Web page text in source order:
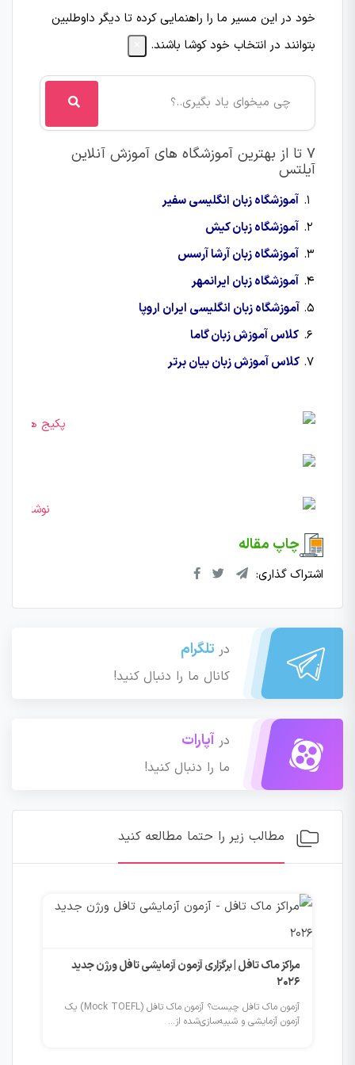
خود در این مسیر ما را راهنمایی کرده تا دیگر داوطلبین
بتوانند در انتخاب خود کوشا باشند.
7 تا از بهترین آموزشگاه های آموزش آنلاین
آیلتس
آموزشگاه زبان انگلیسی سفیر
آموزشگاه زبان کیش
آموزشگاه زبان آرشا آرسس
آموزشگاه زبان ایرانمهر
آموزشگاه زبان انگلیسی ایران اروپا
کلاس آموزش زبان گاما
کلاس آموزش زبان بیان برتر
چاپ مقاله
اشتراک گذاری:
در تلگرام
کانال ما را دنبال کنید!
در آپارات
ما را دنبال کنید!
مطالب زیر را حتما مطالعه کنید
مراکز ماک تافل | برگزاری آزمون آزمایشی تافل ورژن جدید
2026
آزمون ماک تافل چیست؟ آزمون ماک تافل (Mock TOEFL) یک
آزمون آزمایشی و شبیه‌سازی‌شده از...